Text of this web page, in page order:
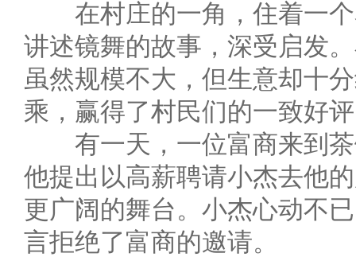
在村庄的一角，住着一个
讲述镜舞的故事，深受启发
虽然规模不大，但生意却十
乘，赢得了村民们的一致好
有一天，一位富商来到茶
他提出以高薪聘请小杰去他
更广阔的舞台。小杰心动不
言拒绝了富商的邀请。